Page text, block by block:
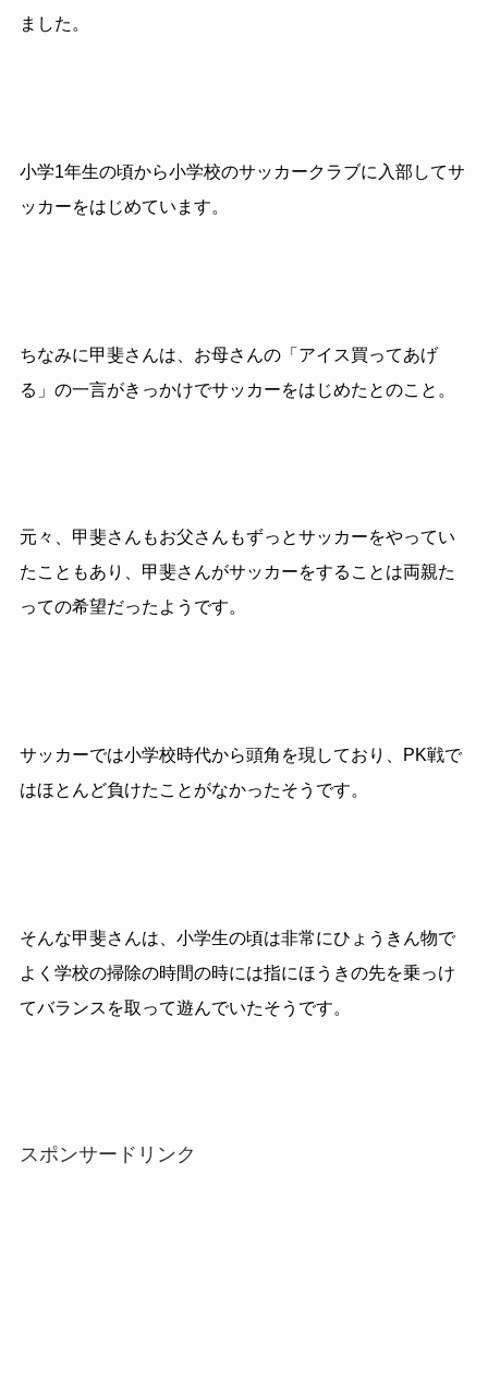
ました。
小学1年生の頃から小学校のサッカークラブに入部してサ
ッカーをはじめています。
ちなみに甲斐さんは、お母さんの「アイス買ってあげ
る」の一言がきっかけでサッカーをはじめたとのこと。
元々、甲斐さんもお父さんもずっとサッカーをやってい
たこともあり、甲斐さんがサッカーをすることは両親た
っての希望だったようです。
サッカーでは小学校時代から頭角を現しており、PK戦で
はほとんど負けたことがなかったそうです。
そんな甲斐さんは、小学生の頃は非常にひょうきん物で
よく学校の掃除の時間の時には指にほうきの先を乗っけ
てバランスを取って遊んでいたそうです。
スポンサードリンク